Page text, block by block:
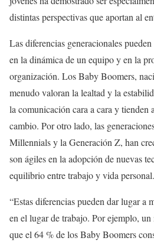
distintas perspectivas que aportan al
Las diferencias generacionales
en la dinámica de un equipo y en la
organización. Los Baby Boomers,
menudo valoran la lealtad y la
la comunicación cara a cara y tienden
cambio. Por otro lado, las
Millennials y la Generación Z, han
son ágiles en la adopción de nuevas
equilibrio entre trabajo y vida personal.
“Estas diferencias pueden dar lugar a
en el lugar de trabajo. Por ejemplo,
que el 64 % de los Baby Boomers